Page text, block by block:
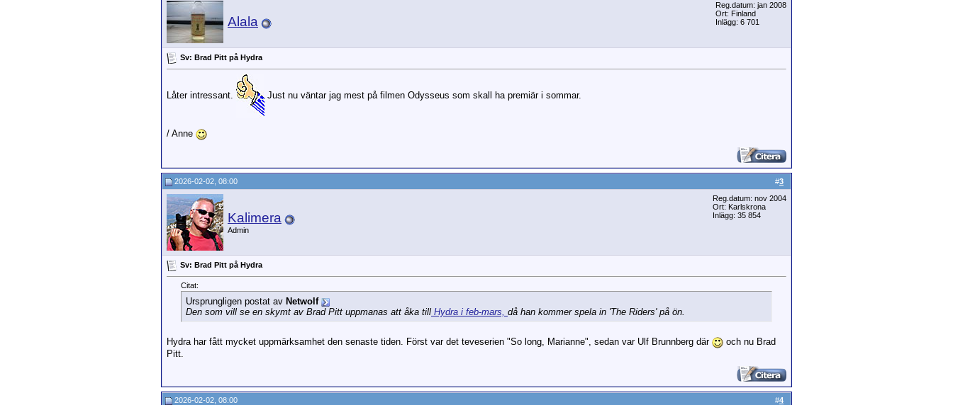
Alala
Reg.datum: jan 2008
Ort: Finland
Inlägg: 6 701
Sv: Brad Pitt på Hydra
Låter intressant. Just nu väntar jag mest på filmen Odysseus som skall ha premiär i sommar.
/ Anne
#3
2026-02-02, 08:00
Kalimera
Admin
Reg.datum: nov 2004
Ort: Karlskrona
Inlägg: 35 854
Sv: Brad Pitt på Hydra
Citat:
Ursprungligen postat av Netwolf
Den som vill se en skymt av Brad Pitt uppmanas att åka till Hydra i feb-mars, då han kommer spela in 'The Riders' på ön.
Hydra har fått mycket uppmärksamhet den senaste tiden. Först var det teveserien "So long, Marianne", sedan var Ulf Brunnberg där
och nu Brad
Pitt.
#4
2026-02-02, 08:00